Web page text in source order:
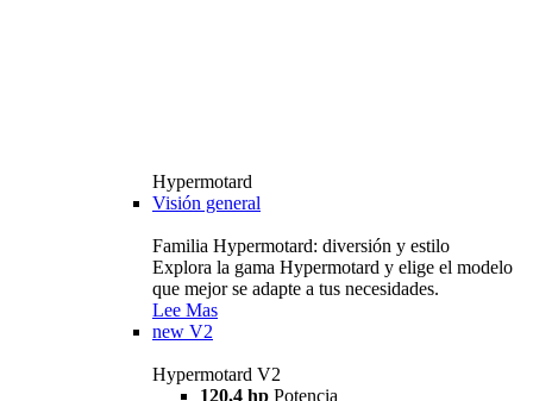
Hypermotard
Visión general
Familia Hypermotard: diversión y estilo
Explora la gama Hypermotard y elige el modelo
que mejor se adapte a tus necesidades.
Lee Mas
new V2
Hypermotard V2
120,4 hp Potencia